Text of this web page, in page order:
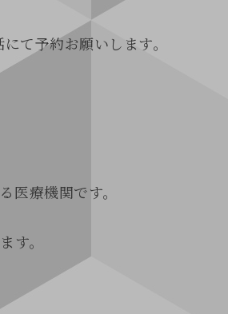
て予約お願いします。
療機関です。
す。